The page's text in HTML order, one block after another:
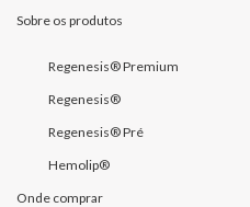
Sobre os produtos
Regenesis® Premium
Regenesis®
Regenesis® Pré
Hemolip®
Onde comprar